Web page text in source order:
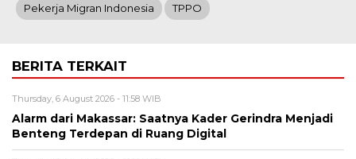
Pekerja Migran Indonesia TPPO
BERITA TERKAIT
Thursday, 6 August 2026 - 11:58 WIB
Alarm dari Makassar: Saatnya Kader Gerindra Menjadi
Benteng Terdepan di Ruang Digital